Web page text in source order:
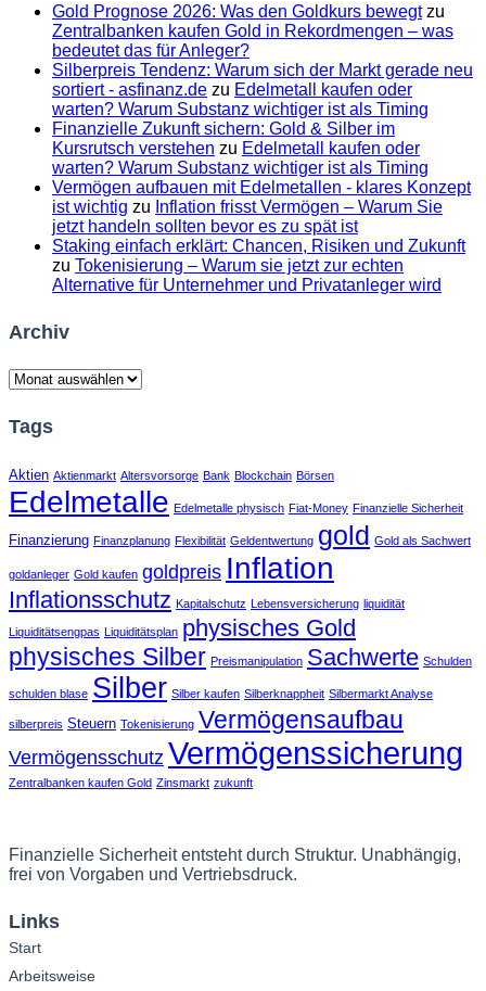
Gold Prognose 2026: Was den Goldkurs bewegtzu
Zentralbanken kaufen Gold in Rekordmengen – was
bedeutet das für Anleger?
Silberpreis Tendenz: Warum sich der Markt gerade neu
sortiert - asfinanz.de zu Edelmetall kaufen oder
warten? Warum Substanz wichtiger ist als Timing
Finanzielle Zukunft sichern: Gold & Silber im
Kursrutsch verstehen zu Edelmetall kaufen oder
warten? Warum Substanz wichtiger ist als Timing
Vermögen aufbauen mit Edelmetallen - klares Konzept
ist wichtig zu Inflation frisst Vermögen – Warum Sie
jetzt handeln sollten bevor es zu spät ist
Staking einfach erklärt: Chancen, Risiken und Zukunft
zu Tokenisierung – Warum sie jetzt zur echten
Alternative für Unternehmer und Privatanleger wird
Archiv
Archiv
Tags
Aktien Aktienmarkt Altersvorsorge Bank Blockchain Börsen
Edelmetalle Edelmetalle physisch Fiat-Money Finanzielle Sicherheit
Finanzierung Finanzplanung Flexibilität Geldentwertung gold Gold als Sachwert
goldanleger Gold kaufen goldpreis Inflation
Inflationsschutz Kapitalschutz Lebensversicherung liquidität
Liquiditätsengpas Liquiditätsplan physisches Gold
physisches Silber Preismanipulation Sachwerte Schulden
schulden blase Silber Silber kaufen Silberknappheit Silbermarkt Analyse
silberpreis Steuern Tokenisierung Vermögensaufbau
VermögensschutzVermögenssicherung
Zentralbanken kaufen Gold Zinsmarkt zukunft
Finanzielle Sicherheit entsteht durch Struktur. Unabhängig,
frei von Vorgaben und Vertriebsdruck.
Links
Start
Arbeitsweise